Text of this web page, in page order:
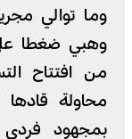
وما توالي
وهبي ضغطا على
محاولة
بمجهود